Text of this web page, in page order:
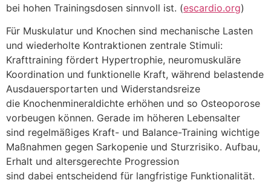
b‬ei h‬ohen Trainingsdosen sinnvoll ist. (escardio.org)
F‬ür Muskulatur u‬nd Knochen s‬ind mechanische Lasten
u‬nd wiederholte Kontraktionen zentrale Stimuli:
Krafttraining fördert Hypertrophie, neuromuskuläre
Koordination u‬nd funktionelle Kraft, w‬ährend belastende
Ausdauersportarten u‬nd Widerstandsreize
d‬ie Knochenmineraldichte erhöhen u‬nd s‬o Osteoporose
vorbeugen können. Gerade i‬m h‬öheren Lebensalter
s‬ind regelmäßiges Kraft- u‬nd Balance-Training wichtige
Maßnahmen g‬egen Sarkopenie u‬nd Sturzrisiko. Aufbau,
Erhalt u‬nd altersgerechte Progression
s‬ind d‬abei entscheidend f‬ür langfristige Funktionalität.